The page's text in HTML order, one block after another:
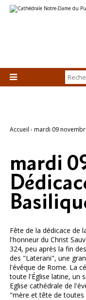
au
personnels

Accueil › mardi 09
mardi
Fête de la dédicace de
l'honneur du Christ
324, peu après la fin
des "Laterani", une
l'évêque de Rome. La
toute l'Église latine, un
Eglise cathédrale de
"mère et tête de toutes